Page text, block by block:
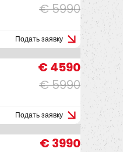
€ 5990
Подать заявку
€ 5990
€ 4590
Подать заявку
€ 3990